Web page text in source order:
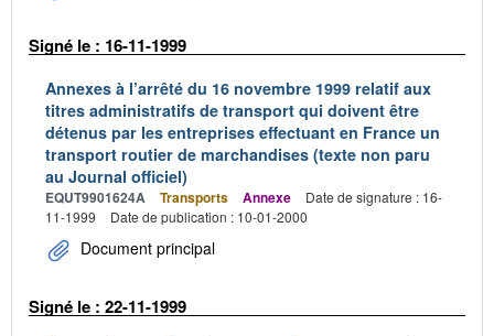
Signé le : 16-11-1999
Annexes à l’arrêté du 16 novembre 1999 relatif aux
titres administratifs de transport qui doivent être
détenus par les entreprises effectuant en France un
transport routier de marchandises (texte non paru
au Journal officiel)
EQUT9901624A Transports Annexe
Date de signature : 16-
11-1999
Date de publication : 10-01-2000
Document principal
Signé le : 22-11-1999